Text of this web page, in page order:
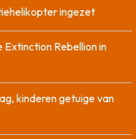
ingezet
Extinction Rebellion in
kinderen getuige van